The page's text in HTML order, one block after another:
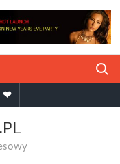
themespiral